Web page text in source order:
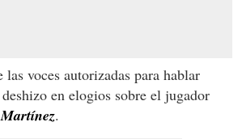
las voces autorizadas para hablar
en elogios sobre el jugador
.